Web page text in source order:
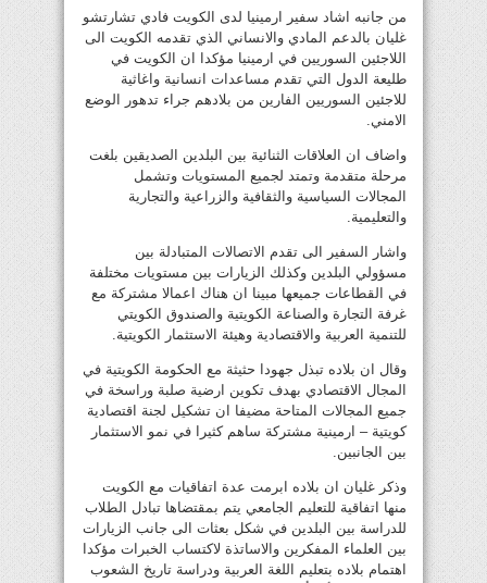
من جانبه اشاد سفير ارمينيا لدى الكويت فادي تشارتشو
غليان بالدعم المادي والانساني الذي تقدمه الكويت الى
اللاجئين السوريين في ارمينيا مؤكدا ان الكويت في
طليعة الدول التي تقدم مساعدات انسانية واغاثية
للاجئين السوريين الفارين من بلادهم جراء تدهور الوضع
الامني.
واضاف ان العلاقات الثنائية بين البلدين الصديقين بلغت
مرحلة متقدمة وتمتد لجميع المستويات وتشمل
المجالات السياسية والثقافية والزراعية والتجارية
والتعليمية.
واشار السفير الى تقدم الاتصالات المتبادلة بين
مسؤولي البلدين وكذلك الزيارات بين مستويات مختلفة
في القطاعات جميعها مبينا ان هناك اعمالا مشتركة مع
غرفة التجارة والصناعة الكويتية والصندوق الكويتي
للتنمية العربية والاقتصادية وهيئة الاستثمار الكويتية.
وقال ان بلاده تبذل جهودا حثيثة مع الحكومة الكويتية في
المجال الاقتصادي بهدف تكوين ارضية صلبة وراسخة في
جميع المجالات المتاحة مضيفا ان تشكيل لجنة اقتصادية
كويتية – ارمينية مشتركة ساهم كثيرا في نمو الاستثمار
بين الجانبين.
وذكر غليان ان بلاده ابرمت عدة اتفاقيات مع الكويت
منها اتفاقية للتعليم الجامعي يتم بمقتضاها تبادل الطلاب
للدراسة بين البلدين في شكل بعثات الى جانب الزيارات
بين العلماء المفكرين والاساتذة لاكتساب الخبرات مؤكدا
اهتمام بلاده بتعليم اللغة العربية ودراسة تاريخ الشعوب